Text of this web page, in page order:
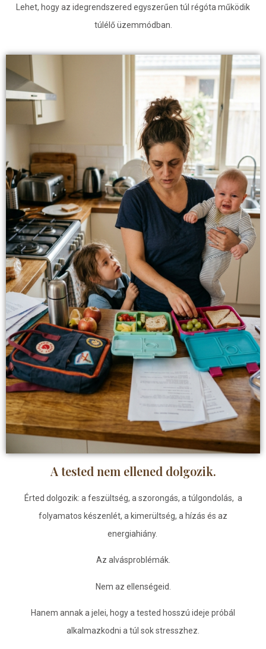
Lehet, hogy az idegrendszered egyszerűen túl régóta működik
túlélő üzemmódban.
A tested nem ellened dolgozik.
Érted dolgozik: a feszültség, a szorongás, a túlgondolás, a
folyamatos készenlét, a kimerültség, a hízás és az
energiahiány.
Az alvásproblémák.
Nem az ellenségeid.
Hanem annak a jelei, hogy a tested hosszú ideje próbál
alkalmazkodni a túl sok stresszhez.